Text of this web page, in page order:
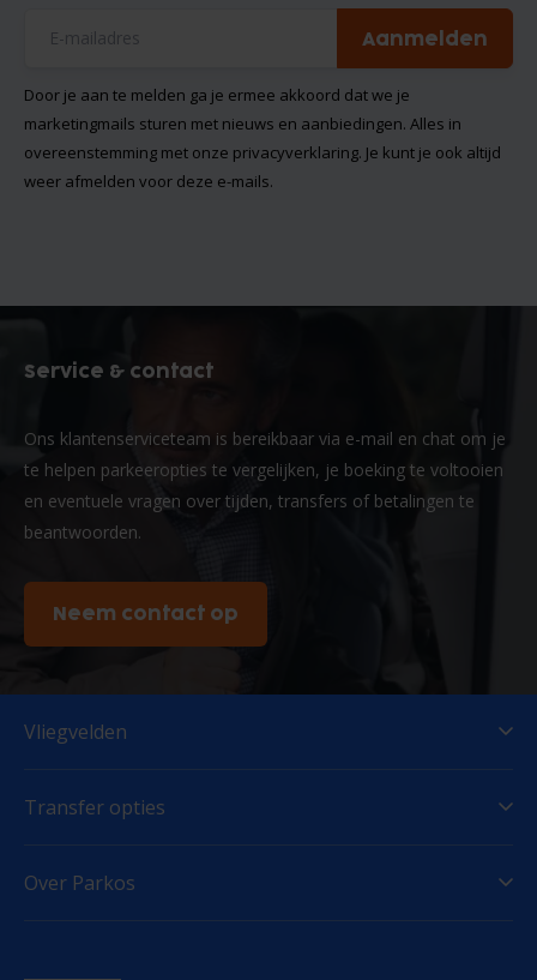
Aanmelden
Door je aan te melden ga je ermee akkoord dat we je
marketingmails sturen met nieuws en aanbiedingen. Alles in
overeenstemming met onze privacyverklaring. Je kunt je ook altijd
weer afmelden voor deze e-mails.
Service & contact
Ons klantenserviceteam is bereikbaar via e-mail en chat om je
te helpen parkeeropties te vergelijken, je boeking te voltooien
en eventuele vragen over tijden, transfers of betalingen te
beantwoorden.
Neem contact op
Vliegvelden
Transfer opties
Over Parkos